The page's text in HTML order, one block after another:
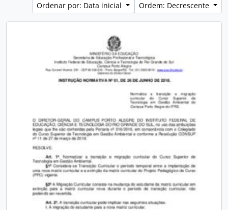
Ordenar por: Data inicial
Ordem: Decrescente